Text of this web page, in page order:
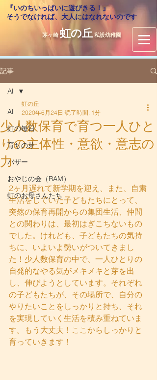
『いのちいっぱいに遊びきる！』
​そうでなければ、大人にはなれないのです
茅ヶ崎 虹の丘 私設幼稚園
記事
All
虹の毎日
育ちの芽
バザー
おやじの会（RAM）
虹のお母さんたち
All
少人数保育で育つ一人ひと
りの主体性・意欲・意志の
力
虹の丘
2020年6月24日 読了時間: 1分
2ヶ月遅れて新学期を迎え、また、自粛
生活をしていた子どもたちにとって、
突然の保育再開からの集団生活、仲間
との関わりは、最初はぎこちないもの
でした。けれども、子どもたちの気持
ちに、いよいよ勢いがついてきまし
た！少人数保育の中で、一人ひとりの
自発的なやる気がメキメキと芽を出
し、伸びようとしています。それぞれ
の子どもたちが、その場所で、自分の
やりたいことをしっかりと持ち、それ
を実現していく生活を積み重ねていま
す。もう大丈夫！ここからしっかりと
育っていきます！